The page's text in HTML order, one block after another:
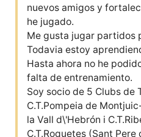
nuevos amigos y
he jugado.
Me gusta jugar partidos
Todavia estoy
Hasta ahora no he
falta de entrenamiento.
Soy socio de 5 Clubs de
C.T.Pompeia de
la Vall d\'Hebrón i
C.T.Roquetes (Sant Pere